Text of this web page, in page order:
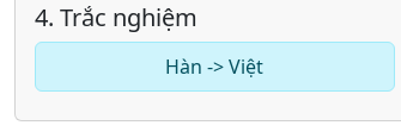
4. Trắc nghiệm
Hàn -> Việt